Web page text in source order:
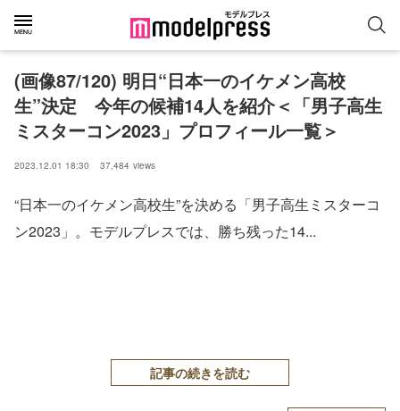
(画像87/120) 明日“日本一のイケメン高校
生”決定 今年の候補14人を紹介＜「男子高生
ミスターコン2023」プロフィール一覧＞
2023.12.01 18:30 37,484 views
“日本一のイケメン高校生”を決める「男子高生ミスターコ
ン2023」。モデルプレスでは、勝ち残った14...
記事の続きを読む